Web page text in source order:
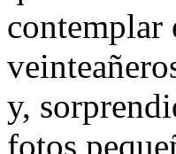
contemplar
y,
fotos